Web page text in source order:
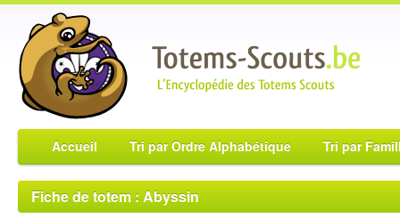
Accueil Tri par Ordre Alphabétique Tri par
Fiche de totem : Abyssin